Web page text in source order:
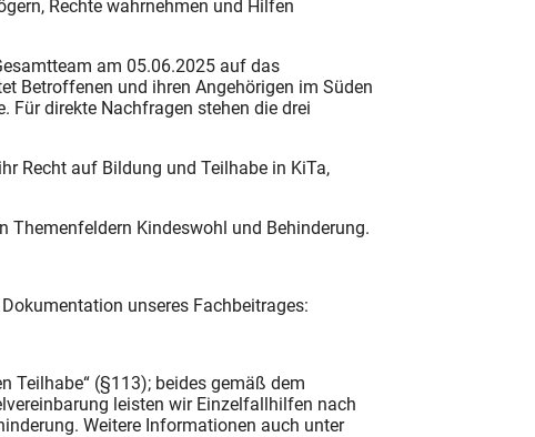
Rechte wahrnehmen und Hilfen
am 05.06.2025 auf das
Betroffenen und ihren Angehörigen im Süden
Für direkte Nachfragen stehen die drei
Recht auf Bildung und Teilhabe in KiTa,
Themenfeldern Kindeswohl und Behinderung.
unseres Fachbeitrages:
Teilhabe“ (§113); beides gemäß dem
leisten wir Einzelfallhilfen nach
Weitere Informationen auch unter